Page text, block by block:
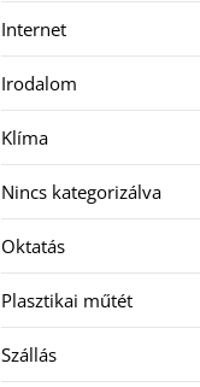
Internet
Irodalom
Klíma
Nincs kategorizálva
Oktatás
Plasztikai műtét
Szállás